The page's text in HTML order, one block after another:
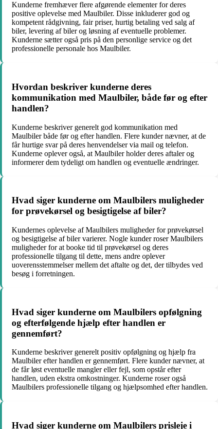
Kunderne fremhæver flere afgørende elementer for deres
positive oplevelse med Maulbiler. Disse inkluderer god og
kompetent rådgivning, fair priser, hurtig betaling ved salg af
biler, levering af biler og løsning af eventuelle problemer.
Kunderne sætter også pris på den personlige service og det
professionelle personale hos Maulbiler.
Hvordan beskriver kunderne deres
kommunikation med Maulbiler, både før og efter
handlen?
Kunderne beskriver generelt god kommunikation med
Maulbiler både før og efter handlen. Flere kunder nævner, at de
får hurtige svar på deres henvendelser via mail og telefon.
Kunderne oplever også, at Maulbiler holder deres aftaler og
informerer dem tydeligt om handlen og eventuelle ændringer.
Hvad siger kunderne om Maulbilers muligheder
for prøvekørsel og besigtigelse af biler?
Kundernes oplevelse af Maulbilers muligheder for prøvekørsel
og besigtigelse af biler varierer. Nogle kunder roser Maulbilers
muligheder for at booke tid til prøvekørsel og deres
professionelle tilgang til dette, mens andre oplever
uoverensstemmelser mellem det aftalte og det, der tilbydes ved
besøg i forretningen.
Hvad siger kunderne om Maulbilers opfølgning
og efterfølgende hjælp efter handlen er
gennemført?
Kunderne beskriver generelt positiv opfølgning og hjælp fra
Maulbiler efter handlen er gennemført. Flere kunder nævner, at
de får løst eventuelle mangler eller fejl, som opstår efter
handlen, uden ekstra omkostninger. Kunderne roser også
Maulbilers professionelle tilgang og hjælpsomhed efter handlen.
Hvad siger kunderne om Maulbilers prisleje i